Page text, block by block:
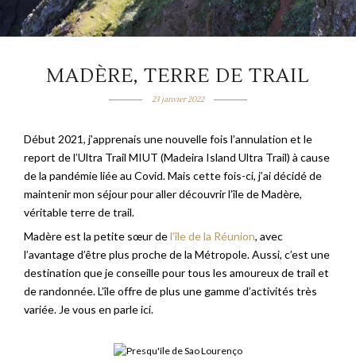
MADÈRE, TERRE DE TRAIL
23 janvier 2022
Début 2021, j’apprenais une nouvelle fois l’annulation et le
report de l’Ultra Trail MIUT (Madeira Island Ultra Trail) à cause
de la pandémie liée au Covid. Mais cette fois-ci, j’ai décidé de
maintenir mon séjour pour aller découvrir l’île de Madère,
véritable terre de trail.
Madère est la petite sœur del’île de la Réunion, avec
l’avantage d’être plus proche de la Métropole. Aussi, c’est une
destination que je conseille pour tous les amoureux de trail et
de randonnée. L’île offre de plus une gamme d’activités très
variée. Je vous en parle ici.